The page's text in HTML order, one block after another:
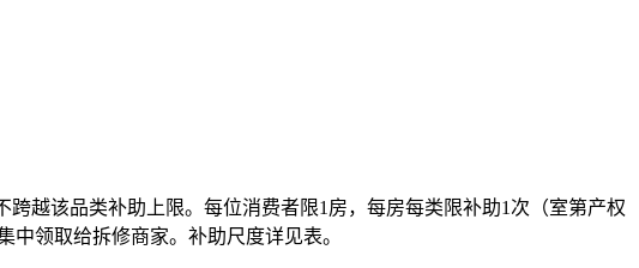
越该品类补助上限。每位消费者限1房，每房每类限补助1次（室第产权
领取给拆修商家。补助尺度详见表。